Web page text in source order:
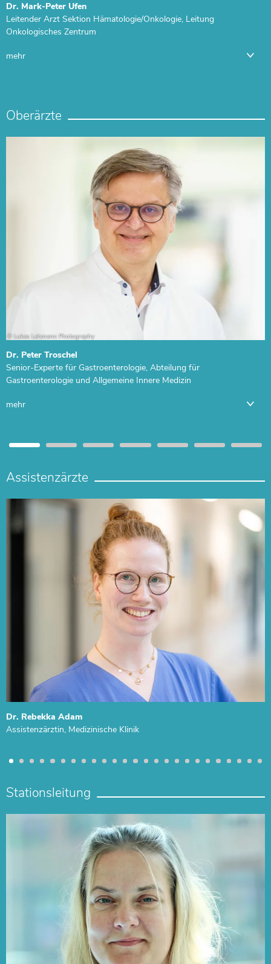
Dr. Mark-Peter Ufen
Leitender Arzt Sektion Hämatologie/Onkologie, Leitung
Onkologisches Zentrum
mehr
Oberärzte
Dr. Peter Troschel
Senior-Experte für Gastroenterologie, Abteilung für
Gastroenterologie und Allgemeine Innere Medizin
mehr
Assistenzärzte
Dr. Rebekka Adam
Assistenzärztin, Medizinische Klinik
Stationsleitung